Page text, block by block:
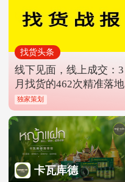
洁面等，其中虾青素面膜曾登
顶类目TOP1。
找货头条
线下见面，线上成交：3
月找货的462次精准落地
独家策划
卡瓦库德